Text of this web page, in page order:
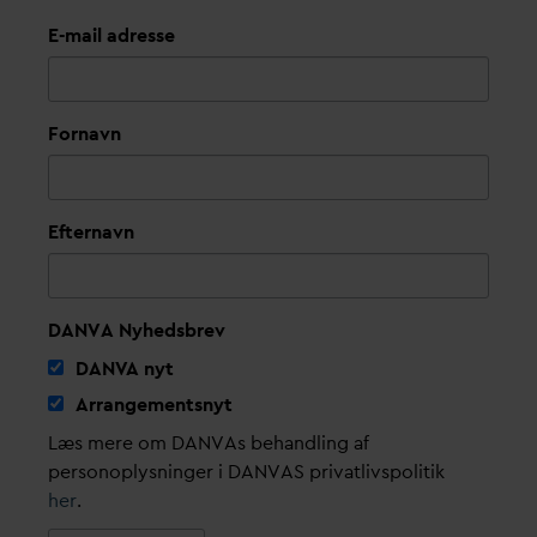
E-mail adresse
Fornavn
Efternavn
DANVA Nyhedsbrev
DANVA nyt
Arrangementsnyt
Læs mere om DANVAs behandling af
personoplysninger i DANVAS privatlivspolitik
her.